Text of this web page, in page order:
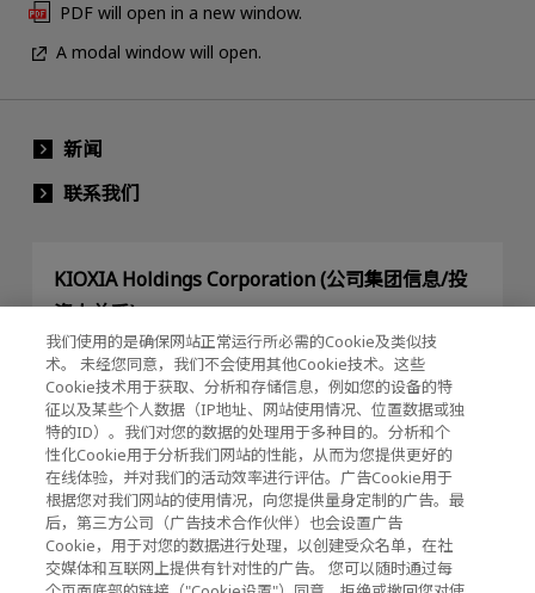
PDF will open in a new window.
A modal window will open.
新闻
联系我们
KIOXIA Holdings Corporation (公司集团信息/投
资人关系)
KIOXIA Holdings Corporation Home
投资人关系
隐私政策
我们使用的是确保网站正常运行所必需的Cookie及类似技
术。 未经您同意，我们不会使用其他Cookie技术。这些
Cookie技术用于获取、分析和存储信息，例如您的设备的特
征以及某些个人数据（IP地址、网站使用情况、位置数据或独
特的ID）。我们对您的数据的处理用于多种目的。分析和个
性化Cookie用于分析我们网站的性能，从而为您提供更好的
在线体验，并对我们的活动效率进行评估。广告Cookie用于
根据您对我们网站的使用情况，向您提供量身定制的广告。最
后，第三方公司（广告技术合作伙伴）也会设置广告
Cookie，用于对您的数据进行处理，以创建受众名单，在社
交媒体和互联网上提供有针对性的广告。 您可以随时通过每